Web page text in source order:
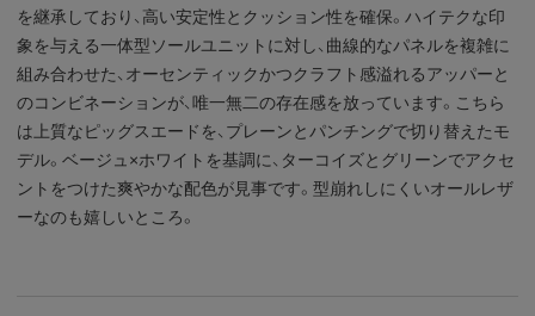
を継承しており、高い安定性とクッション性を確保。ハイテクな印
象を与える一体型ソールユニットに対し、曲線的なパネルを複雑に
組み合わせた、オーセンティックかつクラフト感溢れるアッパーと
のコンビネーションが、唯一無二の存在感を放っています。こちら
は上質なピッグスエードを、プレーンとパンチングで切り替えたモ
デル。ベージュ×ホワイトを基調に、ターコイズとグリーンでアクセ
ントをつけた爽やかな配色が見事です。型崩れしにくいオールレザ
ーなのも嬉しいところ。